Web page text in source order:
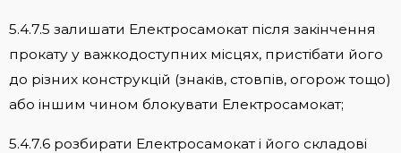
5.4.7.5 залишати Електросамокат після закінчення
прокату у важкодоступних місцях, пристібати його
до різних конструкцій (знаків, стовпів, огорож тощо)
або іншим чином блокувати Електросамокат;
5.4.7.6 розбирати Електросамокат і його складові